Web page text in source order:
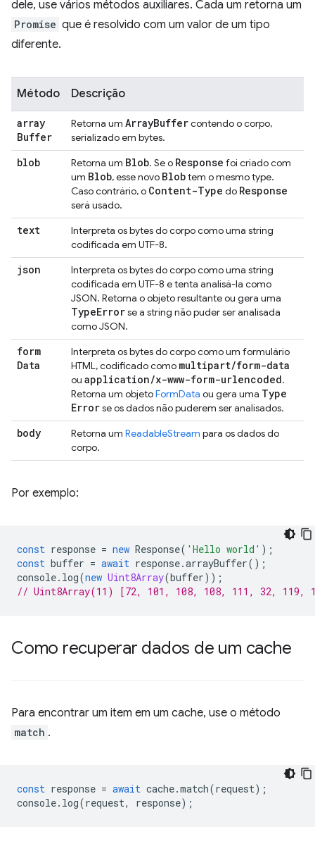
dele, use vários métodos auxiliares. Cada um retorna um
Promise que é resolvido com um valor de um tipo
diferente.
Método Descrição
array
Buffer
Retorna um ArrayBuffercontendo o corpo,
serializado em bytes.
blob Retorna um Blob. Se o Response foi criado com
um Blob, esse novo Blobtem o mesmo type.
Caso contrário, o Content-Type do Response
será usado.
text
Interpreta os bytes do corpo como uma string
codificada em UTF-8.
json
Interpreta os bytes do corpo como uma string
codificada em UTF-8 e tenta analisá-la como
JSON. Retorna o objeto resultante ou gera uma
TypeErrorse a string não puder ser analisada
como JSON.
form
Data
Interpreta os bytes do corpo como um formulário
HTML, codificado como multipart/form-data
ou application/x-www-form-urlencoded.
Retorna um objetoFormData ou gera uma Type
Errorse os dados não puderem ser analisados.
body Retorna um ReadableStream para os dados do
corpo.
Por exemplo:
const response = new Response( 'Hello world' );
const buffer = await response.arrayBuffer();
console. log(new Uint8Array(buffer));
// Uint8Array(11) [72, 101, 108, 108, 111, 32, 119,
Como recuperar dados de um cache
Para encontrar um item em um cache, use o método
match .
const response = await cache.match(request);
console. log(request, response);